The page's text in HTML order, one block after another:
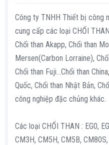
aCông ty TNHH Thiết bị công
cung cấp các loại CHỔI
Chổi than Akapp, Chổi than
Mersen(Carbon Lorraine),
Chổi than Fuji…Chổi than
Quốc, Chổi than Nhật Bản,
công nghiệp đặc chủng khác.
Các loại CHỔI THAN : EG0,
CM3H, CM5H, CM5B,